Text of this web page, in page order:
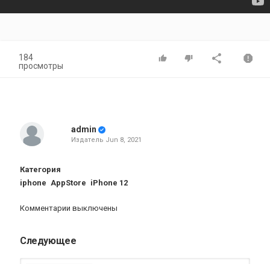
184
просмотры
admin
Издатель Jun 8, 2021
Категория
iphone AppStore iPhone 12
Комментарии выключены
Следующее